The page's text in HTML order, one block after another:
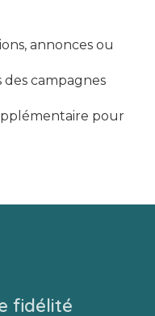
annonces ou
campagnes
pour
fidélité